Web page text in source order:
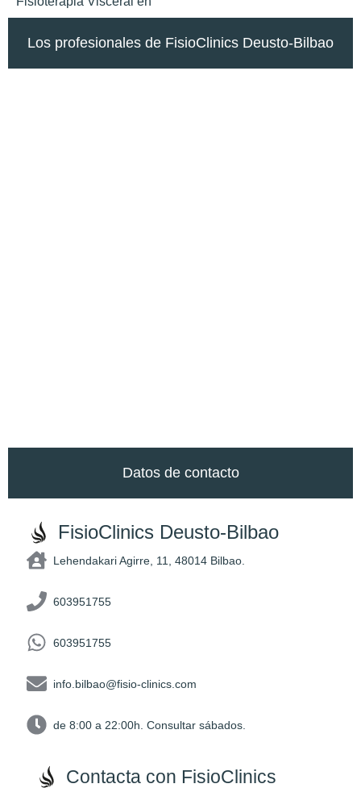
Los profesionales de FisioClinics Deusto-Bilbao
Datos de contacto
FisioClinics Deusto-Bilbao
Lehendakari Agirre, 11, 48014 Bilbao.​
603951755
603951755
info.bilbao@fisio-clinics.com
de 8:00 a 22:00h. Consultar sábados.
Contacta con FisioClinics